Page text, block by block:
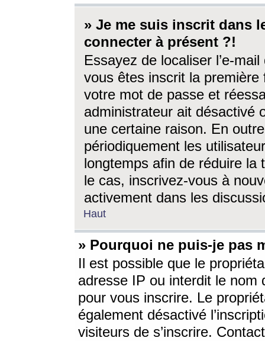
» Je me suis inscrit dans
connecter à présent ?!
Essayez de localiser l’e-
vous êtes inscrit la première
votre mot de passe et
administrateur ait désactivé
une certaine raison. En
périodiquement les
longtemps afin de réduire la
le cas, inscrivez-vous à
activement dans les
Haut
» Pourquoi ne puis-je pas
Il est possible que le
adresse IP ou interdit le nom
pour vous inscrire. Le
également désactivé
visiteurs de s’inscrire.